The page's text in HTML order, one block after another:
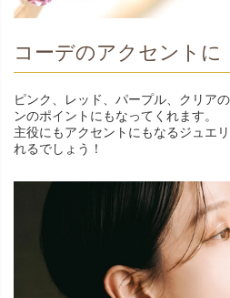
コーデのアクセントに
ピンク、レッド、パープル、クリア
ンのポイントにもなってくれます。
主役にもアクセントにもなるジュエ
れるでしょう！